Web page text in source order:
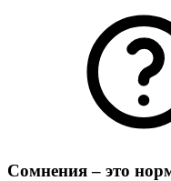
Сомнения – это